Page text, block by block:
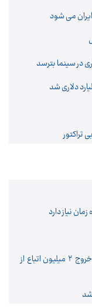
می شود
در سینما بترسد
دلاری شد
ترا‌کتور
نیاز دارد
طرد اتباع افغانستانی غیرمجاز تعطیل نشده / خروج ۲ میلیون اتباع از